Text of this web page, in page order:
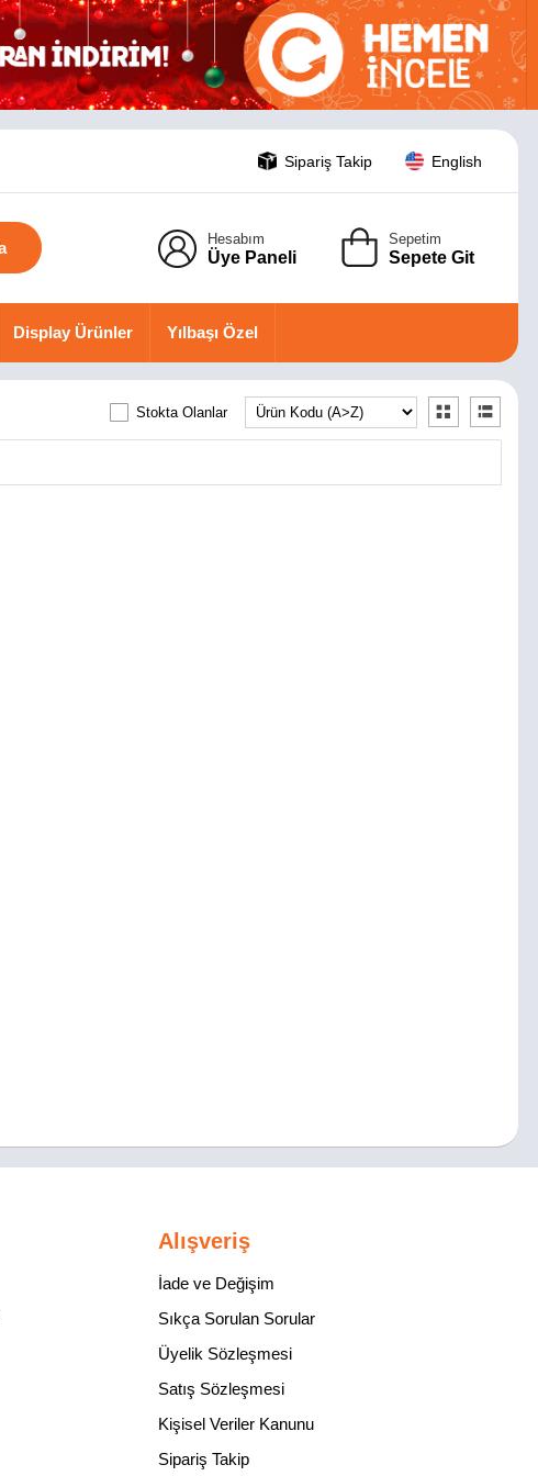
Sipariş Takip English
Hesabım
Üye Paneli
Sepetim
Sepete Git
Display Ürünler Yılbaşı Özel
Stokta Olanlar
Alışveriş
İade ve Değişim
Sıkça Sorulan Sorular
Üyelik Sözleşmesi
Satış Sözleşmesi
Kişisel Veriler Kanunu
Sipariş Takip